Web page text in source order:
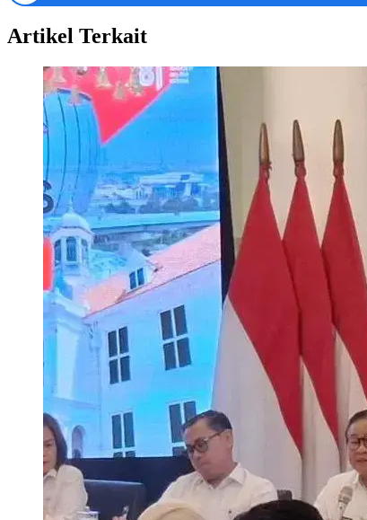
Artikel Terkait